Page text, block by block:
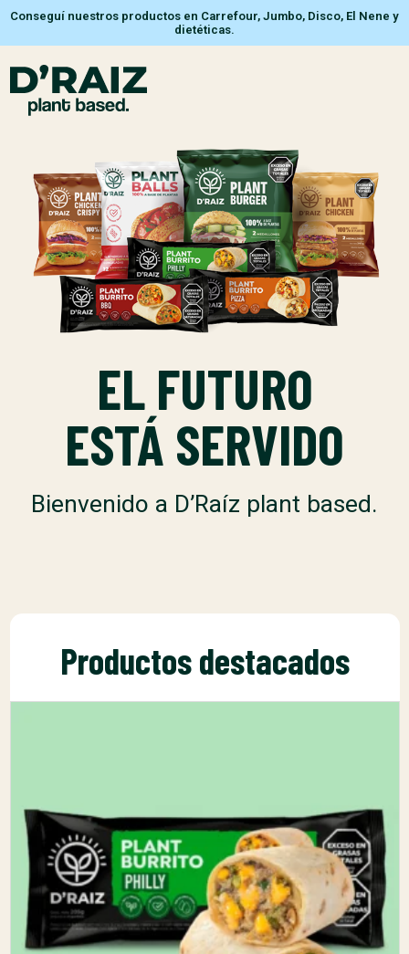
Conseguí nuestros productos en Carrefour, Jumbo, Disco, El Nene y
dietéticas.
EL FUTURO
ESTÁ SERVIDO
Bienvenido a D’Raíz plant based.
Productos destacados